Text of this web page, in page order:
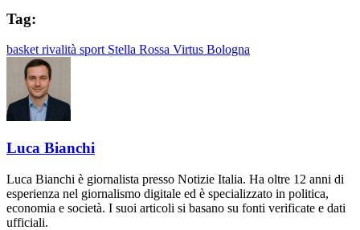
Tag:
basket rivalità sport Stella Rossa Virtus Bologna
Luca Bianchi
Luca Bianchi è giornalista presso Notizie Italia. Ha oltre 12 anni di
esperienza nel giornalismo digitale ed è specializzato in politica,
economia e società. I suoi articoli si basano su fonti verificate e dati
ufficiali.